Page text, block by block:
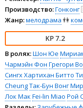
Производство:Гонконг
Жанр:мелодрама 👫
7.2
В ролях:Шон Юе
Чармэйн Фон Грегори
Сингх Хартихан Битто
CheungТак-Бун Вонг
Лок Мак Fei-lin Miao Рой